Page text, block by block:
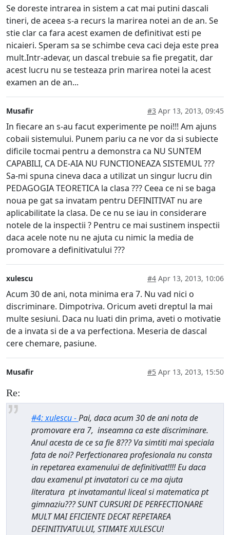
Se doreste intrarea in sistem a cat mai putini dascali
tineri, de aceea s-a recurs la marirea notei an de an. Se
stie clar ca fara acest examen de definitivat esti pe
nicaieri. Speram sa se schimbe ceva caci deja este prea
mult.Intr-adevar, un dascal trebuie sa fie pregatit, dar
acest lucru nu se testeaza prin marirea notei la acest
examen an de an...
Musafir #3 Apr 13, 2013, 09:45
In fiecare an s-au facut experimente pe noi!!! Am ajuns
cobaii sistemului. Punem pariu ca ne vor da si subiecte
dificile tocmai pentru a demonstra ca NU SUNTEM
CAPABILI, CA DE-AIA NU FUNCTIONEAZA SISTEMUL ???
Sa-mi spuna cineva daca a utilizat un singur lucru din
PEDAGOGIA TEORETICA la clasa ??? Ceea ce ni se baga
noua pe gat sa invatam pentru DEFINITIVAT nu are
aplicabilitate la clasa. De ce nu se iau in considerare
notele de la inspectii ? Pentru ce mai sustinem inspectii
daca acele note nu ne ajuta cu nimic la media de
promovare a definitivatului ???
xulescu #4 Apr 13, 2013, 10:06
Acum 30 de ani, nota minima era 7. Nu vad nici o
discriminare. Dimpotriva. Oricum aveti dreptul la mai
multe sesiuni. Daca nu luati din prima, aveti o motivatie
de a invata si de a va perfectiona. Meseria de dascal
cere chemare, pasiune.
Musafir #5 Apr 13, 2013, 15:50
Re:
#4: xulescu -Pai, daca acum 30 de ani nota de
promovare era 7, inseamna ca este discriminare.
Anul acesta de ce sa fie 8??? Va simtiti mai speciala
fata de noi? Perfectionarea profesionala nu consta
in repetarea examenului de definitivat!!!! Eu daca
dau examenul pt invatatori cu ce ma ajuta
literatura pt invatamantul liceal si matematica pt
gimnaziu??? SUNT CURSURI DE PERFECTIONARE
MULT MAI EFICIENTE DECAT REPETAREA
DEFINITIVATULUI, STIMATE XULESCU!